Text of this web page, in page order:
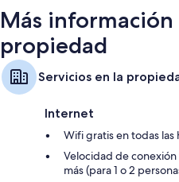
Más información
propiedad
Servicios en la
Internet
Wifi gratis en todas las
Velocidad de
más (para 1 o 2